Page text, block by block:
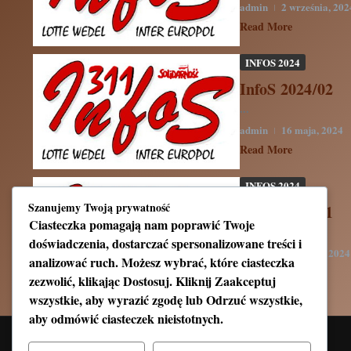
admin 2 września,
Read More
INFOS 2024
InfoS 2024/02
...
admin 16 maja, 2024
Read More
INFOS 2024
InfoS 2024/01
...
admin 21 marca, 2024
Read More
Szanujemy Twoją prywatność
Ciasteczka pomagają nam poprawić Twoje
doświadczenia, dostarczać spersonalizowane treści i
analizować ruch. Możesz wybrać, które ciasteczka
zezwolić, klikającDostosuj. KliknijZaakceptuj
wszystkie, aby wyrazić zgodę lubOdrzuć wszystkie,
aby odmówić ciasteczek nieistotnych.